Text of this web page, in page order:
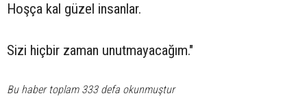
Hoşça kal güzel insanlar.
Sizi hiçbir zaman unutmayacağım."
Bu haber toplam 333 defa okunmuştur